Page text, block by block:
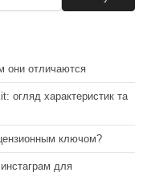
они отличаются
огляд характеристик та
ключом?
для